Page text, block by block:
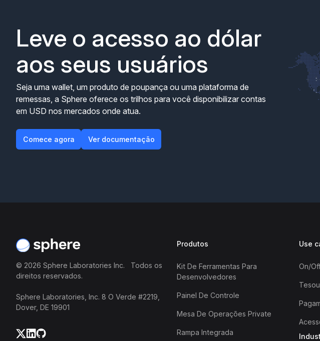
Leve o acesso ao dólar
aos seus usuários
Seja uma wallet, um produto de poupança ou uma plataforma de
remessas, a Sphere oferece os trilhos para você disponibilizar contas
em USD nos mercados onde atua.
Comece agora
Comece agora
Ver documentação
Ver documentação
© 2026 Sphere Laboratories Inc. Todos os
direitos reservados.
Sphere Laboratories, Inc. 8 O Verde #2219,
Dover, DE 19901
Produtos
Kit De Ferramentas Para
Desenvolvedores
Painel De Controle
Mesa De Operações Private
Rampa Integrada
Use
On/